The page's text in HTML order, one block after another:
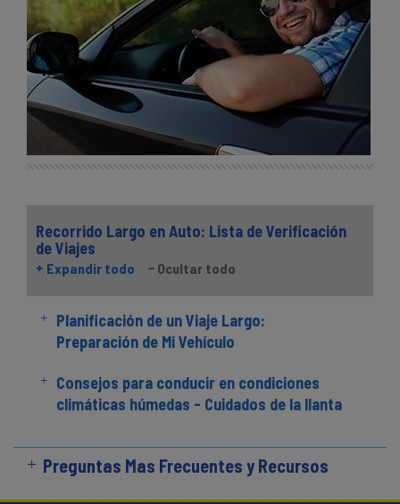
Recorrido Largo en Auto: Lista de Verificación
de Viajes
Expandir todo Ocultar todo
Planificación de un Viaje Largo:
Preparación de Mi Vehículo
Consejos para conducir en condiciones
climáticas húmedas - Cuidados de la llanta
Preguntas Mas Frecuentes y Recursos